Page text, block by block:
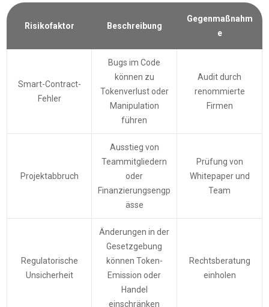
Risikofaktor Beschreibung
Gegenmaßnahm
e
Smart-Contract-
Fehler
Bugs im Code
können zu
Tokenverlust oder
Manipulation
führen
Audit durch
renommierte
Firmen
Projektabbruch
Ausstieg von
Teammitgliedern
oder
Finanzierungsengp
ässe
Prüfung von
Whitepaper und
Team
Regulatorische
Unsicherheit
Änderungen in der
Gesetzgebung
können Token-
Emission oder
Handel
einschränken
Rechtsberatung
einholen